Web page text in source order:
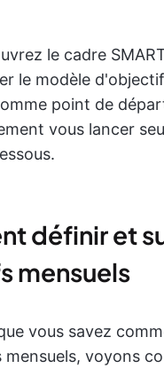
le cadre
le modèle
point de
vous lancer
définir et
mensuels
vous savez
mensuels, voyons